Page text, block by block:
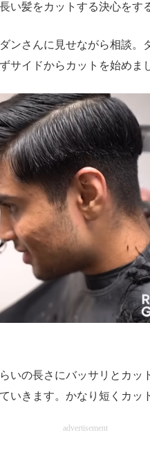
い髪をカットする決心をす
ンさんに見せながら相談。
サイドからカットを始めま
いの長さにバッサリとカッ
いきます。かなり短くカッ
advertisement